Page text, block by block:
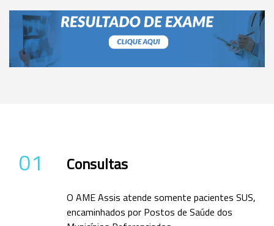
01 Consultas
O AME Assis atende somente pacientes SUS,
encaminhados por Postos de Saúde dos